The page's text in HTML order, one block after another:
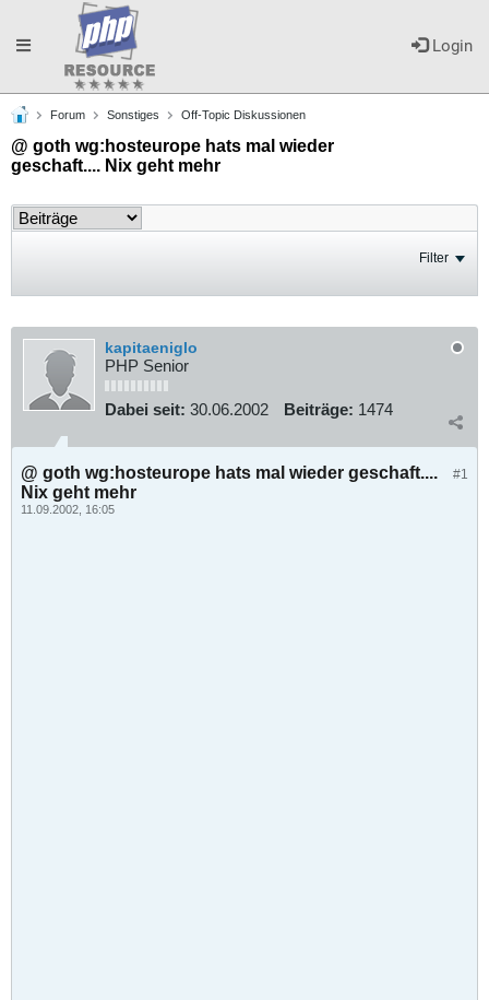
Login
Toggle
navigation
Forum Sonstiges Off-Topic Diskussionen
@ goth wg:hosteurope hats mal wieder
geschaft.... Nix geht mehr
Filter
kapitaeniglo
PHP Senior
Dabei seit: 30.06.2002 Beiträge: 1474
#1
@ goth wg:hosteurope hats mal wieder geschaft....
Nix geht mehr
11.09.2002, 16:05